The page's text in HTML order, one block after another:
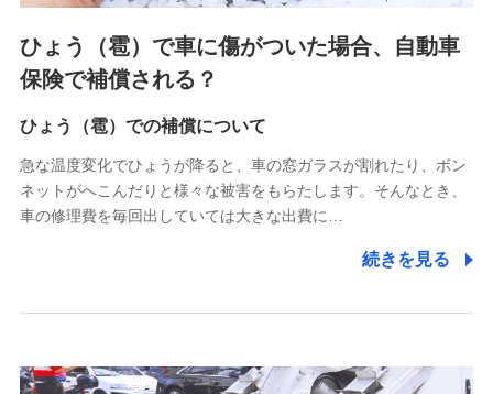
4.家族・友達紹介にて取得した個人情報
被紹介者への連絡、及び当社と取引のあるもしくは委託を受
けている保険会社・提携会社の保険その他に関する情報を提
供し、金融商品等の契約を勧奨するため
アンケートやキャンペーン等の実施のため
上記に係る連絡・手続き・管理等付帯業務を行うため
5.通話録音にて取得する情報
7.社員（従業者）の個人情報
ひょう（雹）で車に傷がついた場合、自動車
保険で補償される？
ひょう（雹）での補償について
急な温度変化でひょうが降ると、車の窓ガラスが割れたり、ボン
ネットがへこんだりと様々な被害をもらたします。そんなとき、
車の修理費を毎回出していては大きな出費に…
続きを見る